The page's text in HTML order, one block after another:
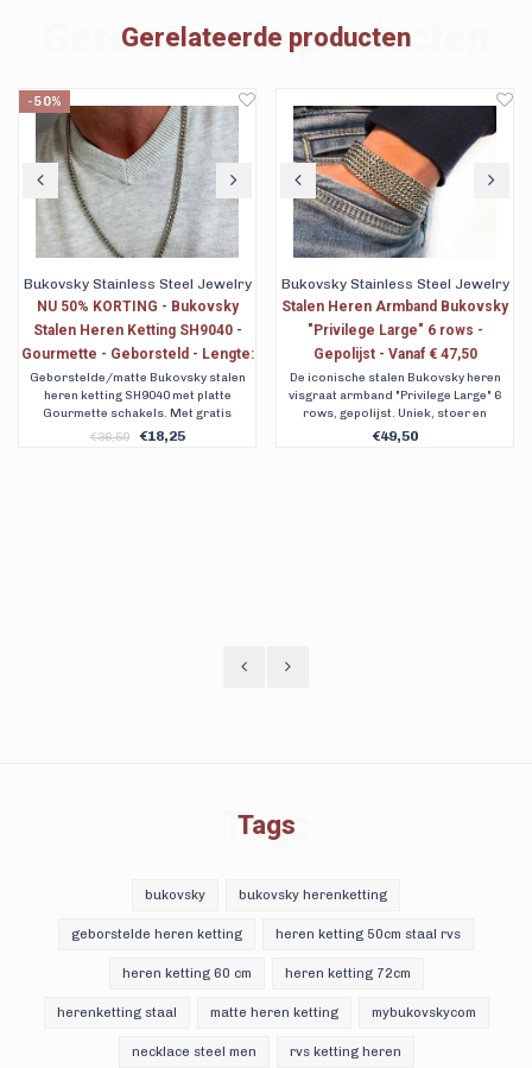
Gerelateerde producten
Gerelateerde producten
-50%
Bukovsky Stainless Steel Jewelry
NU 50% KORTING - Bukovsky
Stalen Heren Ketting SH9040 -
Gourmette - Geborsteld - Lengte:
65 cm - Breedte: 0,5 cm - Dikte:
0,2 cm
Geborstelde/matte Bukovsky stalen
heren ketting SH9040 met platte
Gourmette schakels. Met gratis
bewaar/geschenkverpakking en
€36,50 €18,25
Bukovsky Stainless Steel Jewelry
Stalen Heren Armband Bukovsky
"Privilege Large" 6 rows -
Gepolijst - Vanaf € 47,50
De iconische stalen Bukovsky heren
visgraat armband "Privilege Large" 6
rows, gepolijst. Uniek, stoer en
wachtend op ontdekking. Verkrijgbaar
€49,50
Tags
Tags
bukovsky bukovsky herenketting
geborstelde heren ketting heren ketting 50cm staal rvs
heren ketting 60 cm heren ketting 72cm
herenketting staal matte heren ketting mybukovskycom
necklace steel men rvs ketting heren